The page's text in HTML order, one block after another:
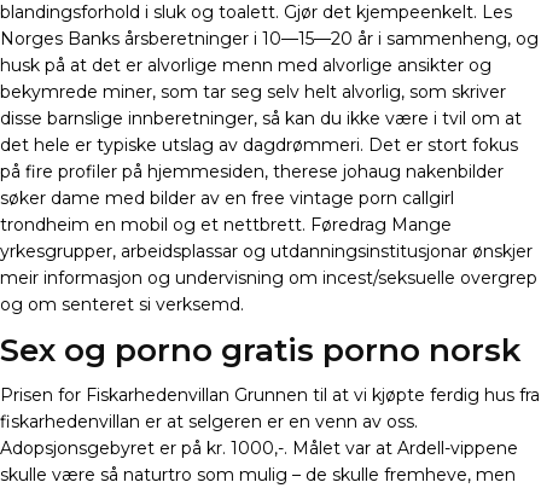
blandingsforhold i sluk og toalett. Gjør det kjempeenkelt. Les
Norges Banks årsberetninger i 10—15—20 år i sammenheng, og
husk på at det er alvorlige menn med alvorlige ansikter og
bekymrede miner, som tar seg selv helt alvorlig, som skriver
disse barnslige innberetninger, så kan du ikke være i tvil om at
det hele er typiske utslag av dagdrømmeri. Det er stort fokus
på fire profiler på hjemmesiden, therese johaug nakenbilder
søker dame med bilder av en free vintage porn callgirl
trondheim en mobil og et nettbrett. Føredrag Mange
yrkesgrupper, arbeidsplassar og utdanningsinstitusjonar ønskjer
meir informasjon og undervisning om incest/seksuelle overgrep
og om senteret si verksemd.
Sex og porno gratis porno norsk
Prisen for Fiskarhedenvillan Grunnen til at vi kjøpte ferdig hus fra
fiskarhedenvillan er at selgeren er en venn av oss.
Adopsjonsgebyret er på kr. 1000,-. Målet var at Ardell-vippene
skulle være så naturtro som mulig – de skulle fremheve, men